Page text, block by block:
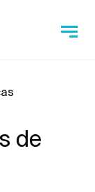
de